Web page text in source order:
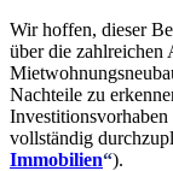
Wir hoffen, dieser
über die zahlreichen
Nachteile zu
vollständig
Immobilien“).